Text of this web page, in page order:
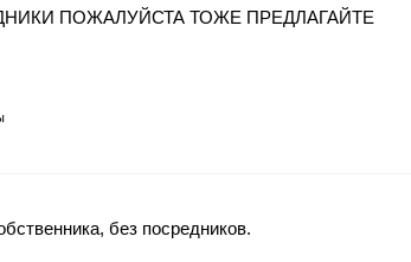
ПОЖАЛУЙСТА ТОЖЕ ПРЕДЛАГАЙТЕ
без посредников.